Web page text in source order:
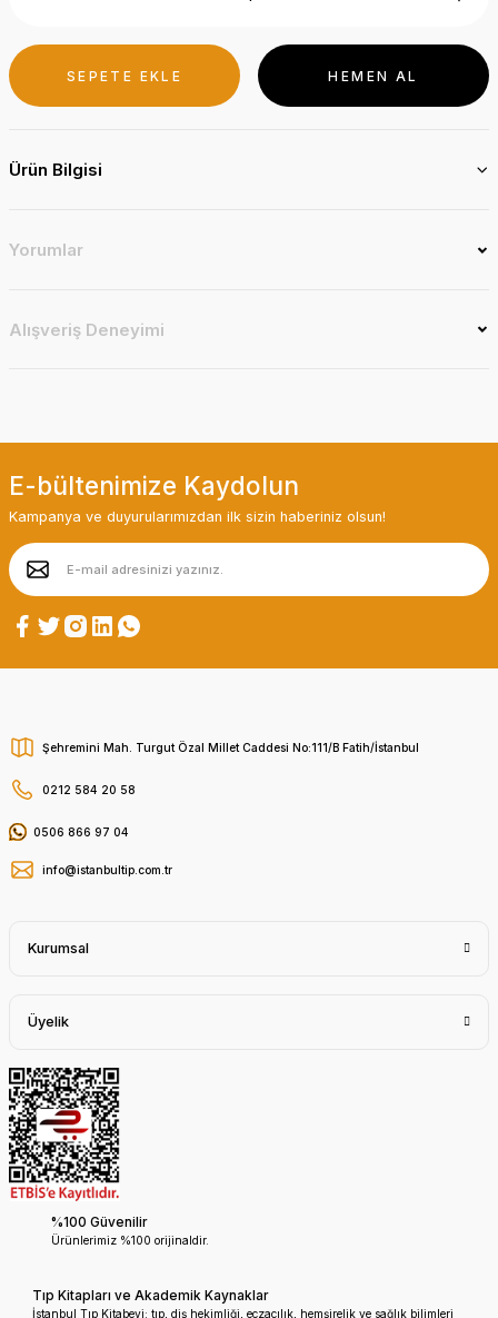
SEPETE EKLE HEMEN AL
Ürün Bilgisi
Yorumlar
Alışveriş Deneyimi
E-bültenimize Kaydolun
Kampanya ve duyurularımızdan ilk sizin haberiniz olsun!
Şehremini Mah. Turgut Özal Millet Caddesi No:111/B Fatih/İstanbul
0212 584 20 58
0506 866 97 04
info@istanbultip.com.tr
Kurumsal
Üyelik
%100 Güvenilir
Ürünlerimiz %100 orijinaldir.
Tıp Kitapları ve Akademik Kaynaklar
İstanbul Tıp Kitabevi; tıp, diş hekimliği, eczacılık, hemşirelik ve sağlık bilimleri